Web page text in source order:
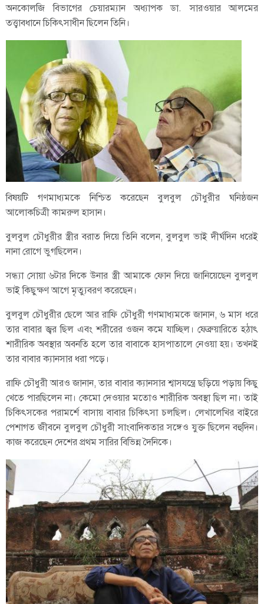
অনকোলজি বিভাগের চেয়ারম্যান অধ্যাপক ডা. সারওয়ার আলমের
তত্ত্বাবধানে চিকিৎসাধীন ছিলেন তিনি।
বিষয়টি গণমাধ্যমকে নিশ্চিত করেছেন বুলবুল চৌধুরীর ঘনিষ্ঠজন
আলোকচিত্রী কামরুল হাসান।
বুলবুল চৌধুরীর স্ত্রীর বরাত দিয়ে তিনি বলেন, বুলবুল ভাই দীর্ঘদিন ধরেই
নানা রোগে ভুগছিলেন।
সন্ধ্যা সোয়া ৬টার দিকে উনার স্ত্রী আমাকে ফোন দিয়ে জানিয়েছেন বুলবুল
ভাই কিছুক্ষণ আগে মৃত্যুবরণ করেছেন।
বুলবুল চৌধুরীর ছেলে আর রাফি চৌধুরী গণমাধ্যমকে জানান, ৬ মাস ধরে
তার বাবার জ্বর ছিল এবং শরীরের ওজন কমে যাচ্ছিল। ফেব্রুয়ারিতে হঠাৎ
শারীরিক অবস্থার অবনতি হলে তার বাবাকে হাসপাতালে নেওয়া হয়। তখনই
তার বাবার ক্যানসার ধরা পড়ে।
রাফি চৌধুরী আরও জানান, তার বাবার ক্যানসার শ্বাসযন্ত্রে ছড়িয়ে পড়ায় কিছু
খেতে পারছিলেন না। কেমো দেওয়ার মতোও শারীরিক অবস্থা ছিল না। তাই
চিকিৎসকের পরামর্শে বাসায় বাবার চিকিৎসা চলছিল। লেখালেখির বাইরে
পেশাগত জীবনে বুলবুল চৌধুরী সাংবাদিকতার সঙ্গেও যুক্ত ছিলেন বহুদিন।
কাজ করেছেন দেশের প্রথম সারির বিভিন্ন দৈনিকে।